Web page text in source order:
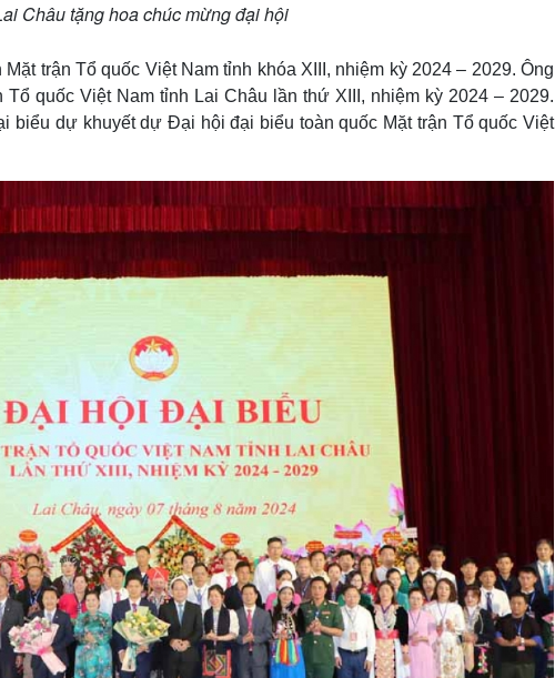
Châu tặng hoa chúc mừng đại hội
trận Tổ quốc Việt Nam tỉnh khóa XIII, nhiệm kỳ 2024 – 2029. Ông
quốc Việt Nam tỉnh Lai Châu lần thứ XIII, nhiệm kỳ 2024 – 2029.
biểu dự khuyết dự Đại hội đại biểu toàn quốc Mặt trận Tổ quốc Việt